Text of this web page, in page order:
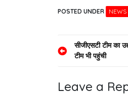
POSTED UNDER NEWS
Postसीजीएसटी टीम का
टीम भी पहुंची
Leave a